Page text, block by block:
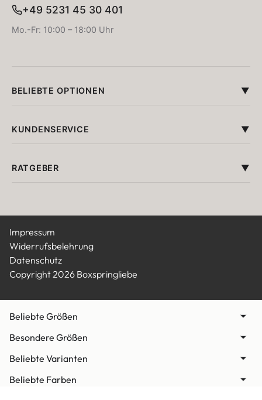
+49 5231 45 30 401
Mo.-Fr: 10:00 – 18:00 Uhr
BELIEBTE OPTIONEN
KUNDENSERVICE
RATGEBER
Impressum
Widerrufsbelehrung
Datenschutz
Copyright 2026 Boxspringliebe
Beliebte Größen
Besondere Größen
Beliebte Varianten
Beliebte Farben